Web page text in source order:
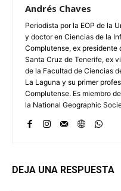
Andrés Chaves
Periodista por la EOP de la
y doctor en Ciencias de la
Complutense, ex presidente
Santa Cruz de Tenerife, ex
de la Facultad de Ciencias
La Laguna y su primer
Complutense. Es miembro
la National Geographic
DEJA UNA RESPUESTA